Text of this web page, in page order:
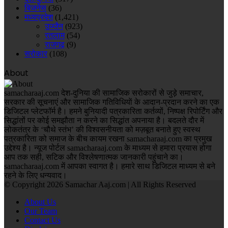
बिजनेस (36)
मध्यप्रदेश(1,421)
उज्जैन(923)
रतलाम(54)
राजगढ़ (9)
सरोकार (108)
About
samacharaaj.com देश-दुनिया की सामाजिक सरोकारों से जुड़े समाचार,
सरकार की सूचनाएं और सामाजिक गतिविधियाें के आदान-प्रदान करने का एक
डिजिटल प्लेटफॉर्म है। हमने बुनियादी पत्रकारिता कर्तव्यों, निष्पक्ष रिपोर्टिंग और
सिद्धांतों पर कोई समझौता न करने का सिद्धांत अपनाया है। बदलते दौर में
लोकतंत्र के ‘चौथे स्तंभ’ की विश्वसनीयता को मज़बूत बनाते हुए स्वस्थ
पत्रकारिता को समाज के बीच कायम रखना samacharaaj.com का प्रमुख
उद्देश्य है। न्यूज पोर्टल samacharaaj.com के माध्यम से हमारा प्रयास होगा
आप तक सही, सटिक और विश्लेषणात्मक जानकारी पहुंचाने का।
samacharaaj.com में आपका स्‍वागत है। हमारे साथ डिजिटल माध्‍यम से बने
रहने के लिए धन्‍यवाद।
© Copyright 2026 Samachar Aaj.com | All Rights Reserved
About Us
Our Team
Contact Us